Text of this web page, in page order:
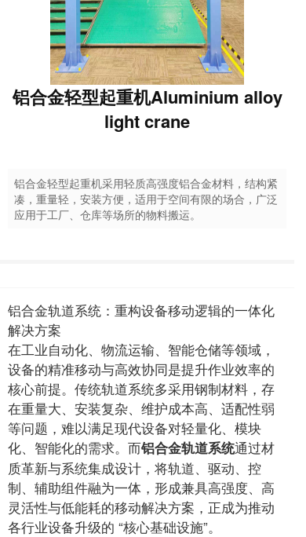
铝合金轻型起重机Aluminium alloy
light crane
铝合金轻型起重机采用轻质高强度铝合金材料，结构紧
凑，重量轻，安装方便，适用于空间有限的场合，广泛
应用于工厂、仓库等场所的物料搬运。
铝合金轨道系统：重构设备移动逻辑的一体化
解决方案
在工业自动化、物流运输、智能仓储等领域，
设备的精准移动与高效协同是提升作业效率的
核心前提。传统轨道系统多采用钢制材料，存
在重量大、安装复杂、维护成本高、适配性弱
等问题，难以满足现代设备对轻量化、模块
化、智能化的需求。而铝合金轨道系统通过材
质革新与系统集成设计，将轨道、驱动、控
制、辅助组件融为一体，形成兼具高强度、高
灵活性与低能耗的移动解决方案，正成为推动
各行业设备升级的 “核心基础设施”。